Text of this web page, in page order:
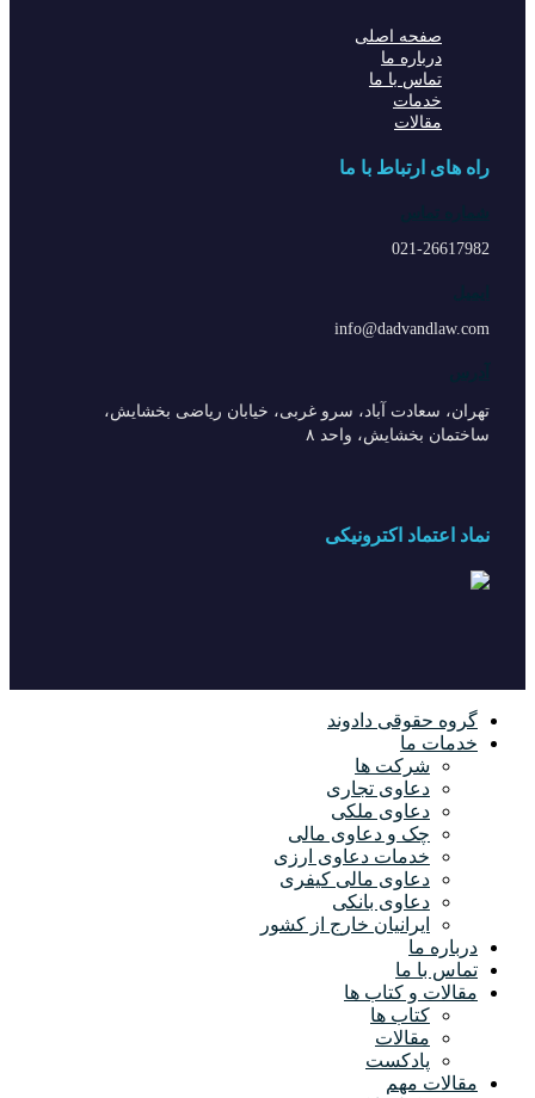
صفحه اصلی
درباره ما
تماس با ما
خدمات
مقالات
راه های ارتباط با ما
021-26617982
info@dadvandlaw.com
تهران، سعادت آباد، سرو غربی، خیابان ریاضی بخشایش،
ساختمان بخشایش، واحد ۸
نماد اعتماد اکترونیکی
گروه حقوقی دادوند
خدمات ما
شرکت ها
دعاوی تجاری
دعاوی ملکی
چک و دعاوی مالی
خدمات دعاوی ارزی
دعاوی مالی کیفری
دعاوی بانکی
ایرانیان خارج از کشور
درباره ما
تماس با ما
مقالات و کتاب ها
کتاب ها
مقالات
پادکست
مقالات مهم